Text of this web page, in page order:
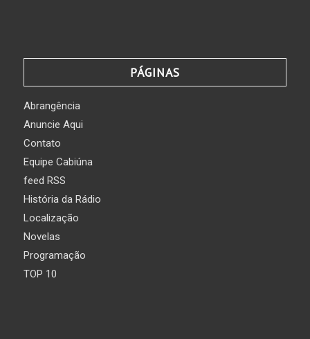
PÁGINAS
Abrangência
Anuncie Aqui
Contato
Equipe Cabiúna
feed RSS
História da Rádio
Localização
Novelas
Programação
TOP 10